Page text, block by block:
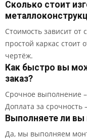
Сколько стоит
Стоимость зависит
простой каркас
чертёж.
Как быстро вы
заказ?
Срочное выполнение
Доплата за
Выполняете ли
Да, мы выполняем